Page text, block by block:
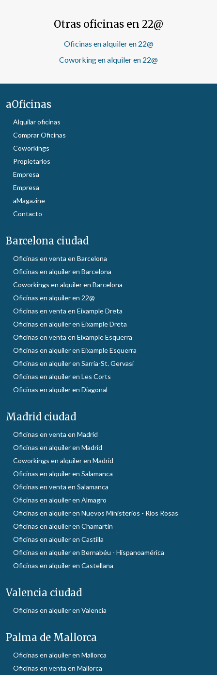
Otras oficinas en 22@
Oficinas en alquiler en 22@
Coworking en alquiler en 22@
aOficinas
Alquilar oficinas
Comprar Oficinas
Coworkings
Propietarios
Empresa
Empresa
aMagazine
Contacto
Barcelona ciudad
Oficinas en venta en Barcelona
Oficinas en alquiler en Barcelona
Coworkings en alquiler en Barcelona
Oficinas en alquiler en 22@
Oficinas en venta en Eixample Dreta
Oficinas en alquiler en Eixample Dreta
Oficinas en venta en Eixample Esquerra
Oficinas en alquiler en Eixample Esquerra
Oficinas en alquiler en Sarria-St. Gervasi
Oficinas en alquiler en Les Corts
Oficinas en alquiler en Diagonal
Madrid ciudad
Oficinas en venta en Madrid
Oficinas en alquiler en Madrid
Coworkings en alquiler en Madrid
Oficinas en alquiler en Salamanca
Oficinas en venta en Salamanca
Oficinas en alquiler en Almagro
Oficinas en alquiler en Nuevos Ministerios - Ríos Rosas
Oficinas en alquiler en Chamartín
Oficinas en alquiler en Castilla
Oficinas en alquiler en Bernabéu - Hispanoamérica
Oficinas en alquiler en Castellana
Valencia ciudad
Oficinas en alquiler en Valencia
Palma de Mallorca
Oficinas en alquiler en Mallorca
Oficinas en venta en Mallorca